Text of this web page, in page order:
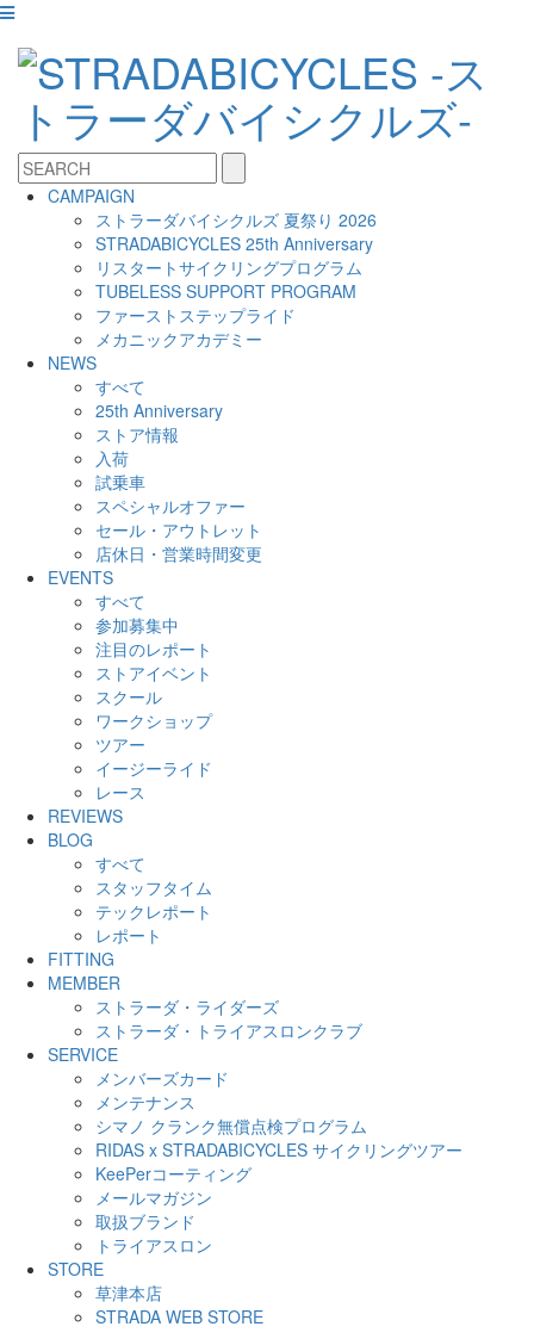
CAMPAIGN
ストラーダバイシクルズ 夏祭り 2026
STRADABICYCLES 25th Anniversary
リスタートサイクリングプログラム
TUBELESS SUPPORT PROGRAM
ファーストステップライド
メカニックアカデミー
NEWS
すべて
25th Anniversary
ストア情報
入荷
試乗車
スペシャルオファー
セール・アウトレット
店休日・営業時間変更
EVENTS
すべて
参加募集中
注目のレポート
ストアイベント
スクール
ワークショップ
ツアー
イージーライド
レース
REVIEWS
BLOG
すべて
スタッフタイム
テックレポート
レポート
FITTING
MEMBER
ストラーダ・ライダーズ
ストラーダ・トライアスロンクラブ
SERVICE
メンバーズカード
メンテナンス
シマノ クランク無償点検プログラム
RIDAS x STRADABICYCLES サイクリングツアー
KeePerコーティング
メールマガジン
取扱ブランド
トライアスロン
STORE
草津本店
STRADA WEB STORE